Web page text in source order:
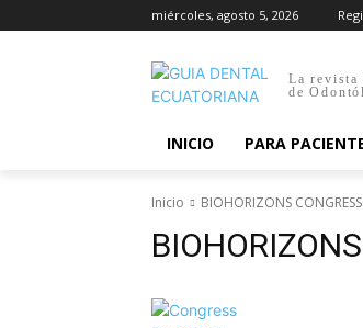
miércoles, agosto 5, 2026
La
de
INICIO PARA
Inicio BIOHORIZONS